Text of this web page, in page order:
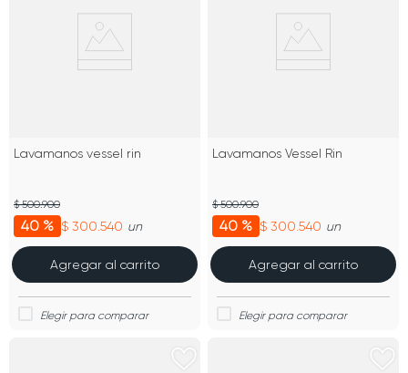
Lavamanos vessel rin
40 % $ 300.540
$ 500.900
un
Agregar al carrito
Lavamanos Vessel Rin
40 % $ 300.540
$ 500.900
un
Agregar al carrito